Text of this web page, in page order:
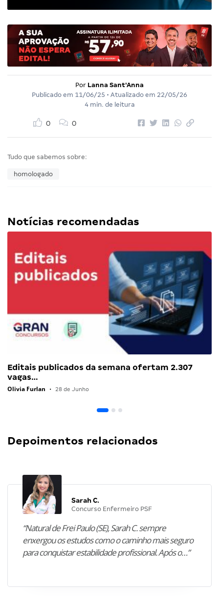
Por Lanna Sant'Anna
Publicado em 11/06/25 • Atualizado em 22/05/26
4 min. de leitura
0 0
Tudo que sabemos sobre:
homologado
Notícias recomendadas
Editais publicados da semana ofertam 2.307
vagas…
Olivia Furlan • 28 de Junho
Depoimentos relacionados
Sarah C.
Concurso Enfermeiro PSF
“Natural de Frei Paulo (SE), Sarah C. sempre
enxergou os estudos como o caminho mais seguro
para conquistar estabilidade profissional. Após o…”